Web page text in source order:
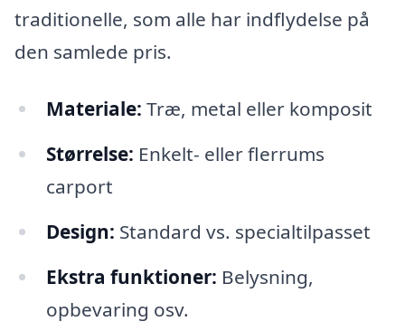
traditionelle, som alle har indflydelse på
den samlede pris.
Materiale: Træ, metal eller komposit
Størrelse: Enkelt- eller flerrums
carport
Design: Standard vs. specialtilpasset
Ekstra funktioner: Belysning,
opbevaring osv.